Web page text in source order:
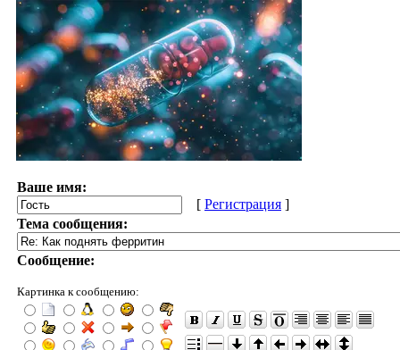
Ваше имя:
[ Регистрация ]
Тема сообщения:
Сообщение:
Картинка к сообщению: